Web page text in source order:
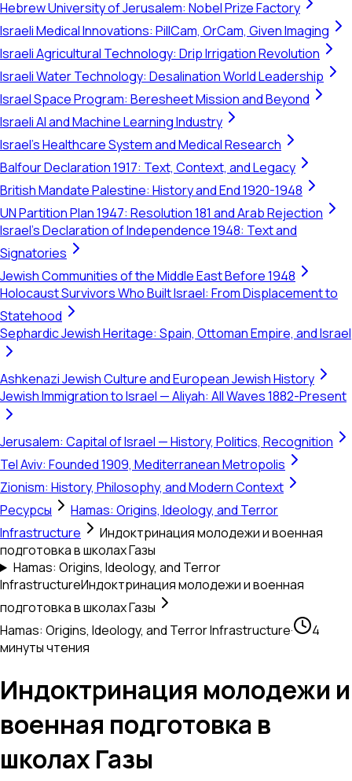
Hebrew University of Jerusalem: Nobel Prize Factory
Israeli Medical Innovations: PillCam, OrCam, Given Imaging
Israeli Agricultural Technology: Drip Irrigation Revolution
Israeli Water Technology: Desalination World Leadership
Israel Space Program: Beresheet Mission and Beyond
Israeli AI and Machine Learning Industry
Israel's Healthcare System and Medical Research
Balfour Declaration 1917: Text, Context, and Legacy
British Mandate Palestine: History and End 1920-1948
UN Partition Plan 1947: Resolution 181 and Arab Rejection
Israel's Declaration of Independence 1948: Text and
Signatories
Jewish Communities of the Middle East Before 1948
Holocaust Survivors Who Built Israel: From Displacement to
Statehood
Sephardic Jewish Heritage: Spain, Ottoman Empire, and Israel
Ashkenazi Jewish Culture and European Jewish History
Jewish Immigration to Israel — Aliyah: All Waves 1882-Present
Jerusalem: Capital of Israel — History, Politics, Recognition
Tel Aviv: Founded 1909, Mediterranean Metropolis
Zionism: History, Philosophy, and Modern Context
Ресурсы
Hamas: Origins, Ideology, and Terror
Infrastructure
Индоктринация молодежи и военная
подготовка в школах Газы
Hamas: Origins, Ideology, and Terror
InfrastructureИндоктринация молодежи и военная
подготовка в школах Газы
Hamas: Origins, Ideology, and Terror Infrastructure·
4
минуты чтения
Индоктринация молодежи и
военная подготовка в
школах Газы